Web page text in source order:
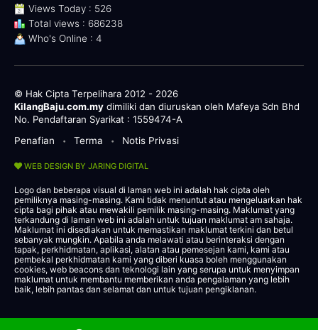
Views Today : 526
Total views : 686238
Who's Online : 4
© Hak Cipta Terpelihara 2012 - 2026
KilangBaju.com.my dimiliki dan diuruskan oleh Mafeya Sdn Bhd
No. Pendaftaran Syarikat : 1559474-A
Penafian
• Terma • Notis Privasi
WEB DESIGN BY JARING DIGITAL
Logo dan beberapa visual di laman web ini adalah hak cipta oleh
pemiliknya masing-masing. Kami tidak menuntut atau mengeluarkan hak
cipta bagi pihak atau mewakili pemilik masing-masing. Maklumat yang
terkandung di laman web ini adalah untuk tujuan maklumat am sahaja.
Maklumat ini disediakan untuk memastikan maklumat terkini dan betul
sebanyak mungkin. Apabila anda melawati atau berinteraksi dengan
tapak, perkhidmatan, aplikasi, alatan atau pemesejan kami, kami atau
pembekal perkhidmatan kami yang diberi kuasa boleh menggunakan
cookies, web beacons dan teknologi lain yang serupa untuk menyimpan
maklumat untuk membantu memberikan anda pengalaman yang lebih
baik, lebih pantas dan selamat dan untuk tujuan pengiklanan.